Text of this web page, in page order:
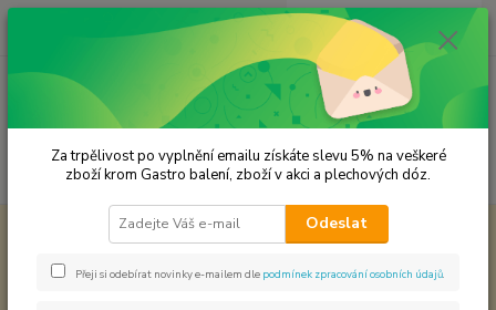
Menu
Hledat
ks
za 0,00 Kč
Koření od Samuela podle způsobu použití Gril baby
Gril baby
Za trpělivost po vyplnění emailu získáte slevu 5% na veškeré
zboží krom Gastro balení, zboží v akci a plechových dóz.
Odeslat
Přeji si odebírat novinky e-mailem dle podmínek zpracování osobních údajů